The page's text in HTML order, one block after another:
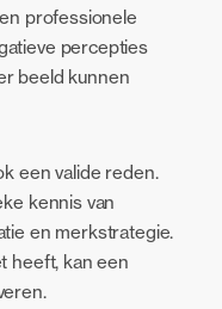
professionele
percepties
beeld kunnen
een valide reden.
kennis van
en merkstrategie.
heeft, kan een